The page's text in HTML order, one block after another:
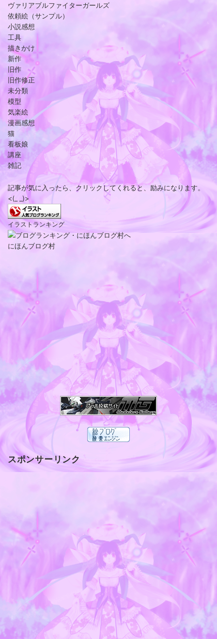
ヴァリアブルファイターガールズ
依頼絵（サンプル）
小説感想
工具
描きかけ
新作
旧作
旧作修正
未分類
模型
気楽絵
漫画感想
猫
看板娘
講座
雑記
記事が気に入ったら、クリックしてくれると、励みになります。
<(_ _)>
イラストランキング
にほんブログ村
スポンサーリンク